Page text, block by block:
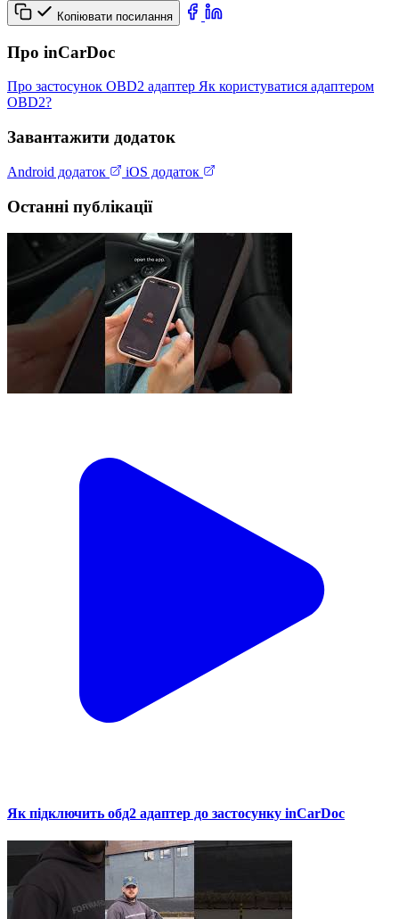
Копіювати посилання
Про inCarDoc
Про застосунок OBD2 адаптер Як користуватися адаптером
OBD2?
Завантажити додаток
Android додаток iOS додаток
Останні публікації
Як підключить обд2 адаптер до застосунку inCarDoc